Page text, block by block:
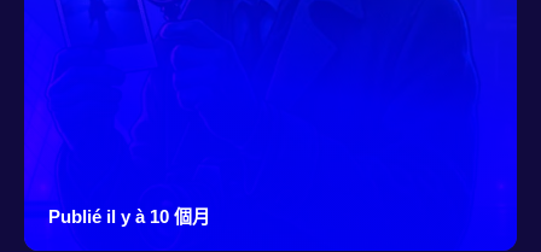
Publié il y à 10 個月